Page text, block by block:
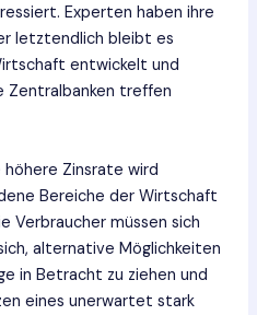
Experten haben ihre
letztendlich bleibt es
entwickelt und
Zentralbanken treffen
höhere Zinsrate wird
Bereiche der Wirtschaft
Verbraucher müssen sich
alternative Möglichkeiten
in Betracht zu ziehen und
eines unerwartet stark